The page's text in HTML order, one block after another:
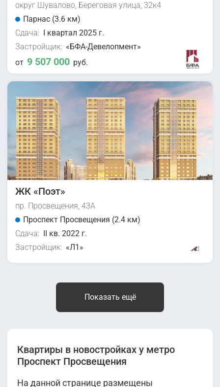
округ Шувалово, Береговая улица, 32к4
Парнас (3.6 км)
Сдача: I квартал 2025 г.
Застройщик: «БФА-Девелопмент»
от 9 507 000 руб.
ЖК «Поэт»
пр. Просвещения, 43А
Проспект Просвещения (2.4 км)
Сдача: II кв. 2022 г.
Застройщик: «Л1»
Показать ещё
Квартиры в новостройках у метро
Проспект Просвещения
На данной странице размещены